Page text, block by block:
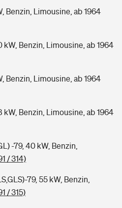
Benzin, Limousine, ab 1964
kW, Benzin, Limousine, ab 1964
Benzin, Limousine, ab 1964
kW, Benzin, Limousine, ab 1964
-79, 40 kW, Benzin,
/ 314)
79, 55 kW, Benzin,
/ 315)